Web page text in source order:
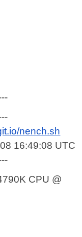
nench.sh
16:49:08 UTC
CPU @